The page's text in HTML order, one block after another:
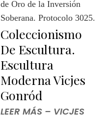
Coleccionismo
De Escultura.
Escultura
Moderna Vicjes
Gonród
LEER MÁS – VICJES